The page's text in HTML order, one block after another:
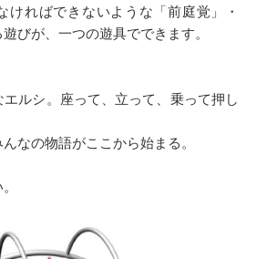
ければできないような「前庭覚」・
びが、一つの遊具でできます。
ルシ。座って、立って、乗って押し
なの物語がここから始まる。